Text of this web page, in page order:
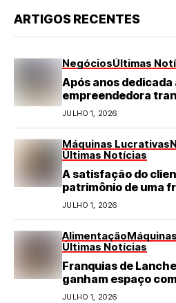
ARTIGOS RECENTES
NegóciosÚltimas
Após anos dedicada
empreendedora
turismo em negócio
JULHO 1, 2026
Máquinas Lucrativas
Últimas Notícias
A satisfação do
patrimônio de uma
JULHO 1, 2026
Alimentação
Últimas Notícias
Franquias de
ganham espaço
refeições rápidas e
JULHO 1, 2026